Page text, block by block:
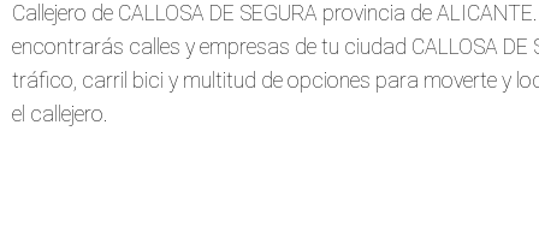
Callejero de CALLOSA DE SEGURA provincia de
encontrarás calles y empresas de tu ciudad CALLOSA DE
tráfico, carril bici y multitud de opciones para moverte y
el callejero.